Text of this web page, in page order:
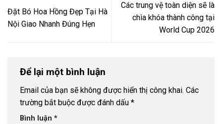
Đặt Bó Hoa Hồng Đẹp Tại Hà
Nội Giao Nhanh Đúng Hẹn
Các trung vệ toàn diện sẽ là
chìa khóa thành công tại
World Cup 2026
Để lại một bình luận
Email của bạn sẽ không được hiển thị công khai. Các
trường bắt buộc được đánh dấu *
Bình luận *